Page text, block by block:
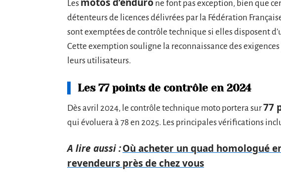
Les
ne font pas exception, bien que
détenteurs de licences délivrées par la Fédération
sont exemptées de contrôle technique si elles disposent
Cette exemption souligne la reconnaissance des
leurs utilisateurs.
Les 77 points de contrôle en 2024
Dès avril 2024, le contrôle technique moto portera sur77
qui évoluera à 78 en 2025. Les principales vérifications
A lire aussi :Où acheter un quad homologué
revendeurs près de chez vous